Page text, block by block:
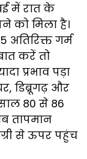
में रात के
को मिला है।
गर्म
करें तो
प्रभाव पड़ा
डिब्रूगढ़ और
80 से 86
तापमान
से ऊपर पहुंच